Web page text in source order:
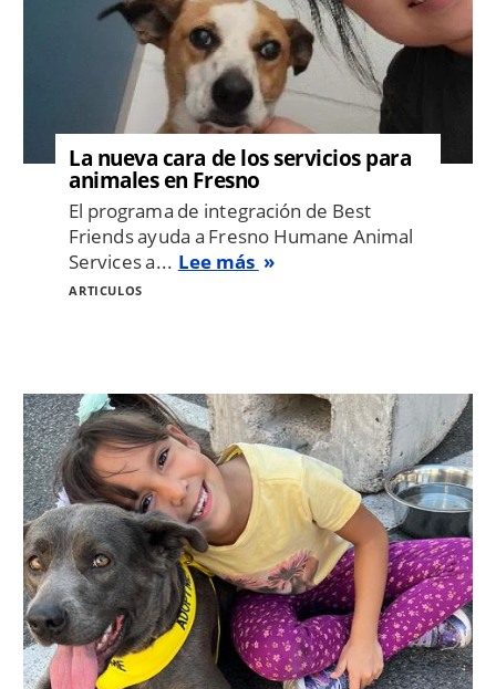
La nueva cara de los servicios para
animales en Fresno
El programa de integración de Best
Friends ayuda a Fresno Humane Animal
Services a... Lee más
ARTICULOS
Image